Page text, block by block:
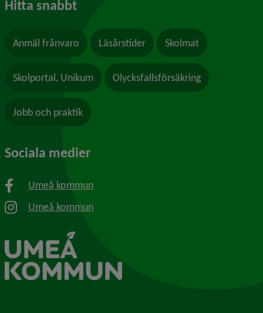
Hitta snabbt
Anmäl frånvaro Läsårstider Skolmat
Skolportal, Unikum Olycksfallsförsäkring
Jobb och praktik
Sociala medier
Umeå kommun
Umeå kommun